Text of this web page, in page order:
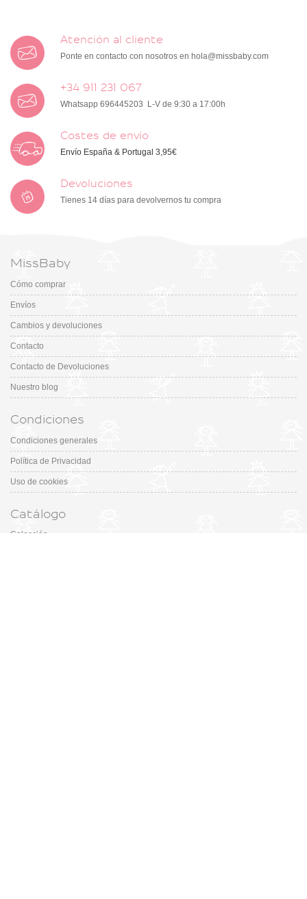
Atención al cliente
Ponte en contacto con nosotros en hola@missbaby.com
+34 911 231 067
Whatsapp 696445203 L-V de 9:30 a 17:00h
Costes de envío
Envío España & Portugal 3,95€
Devoluciones
Tienes 14 días para devolvernos tu compra
MissBaby
Cómo comprar
Envíos
Cambios y devoluciones
Contacto
Contacto de Devoluciones
Nuestro blog
Condiciones
Condiciones generales
Política de Privacidad
Uso de cookies
Catálogo
Colección